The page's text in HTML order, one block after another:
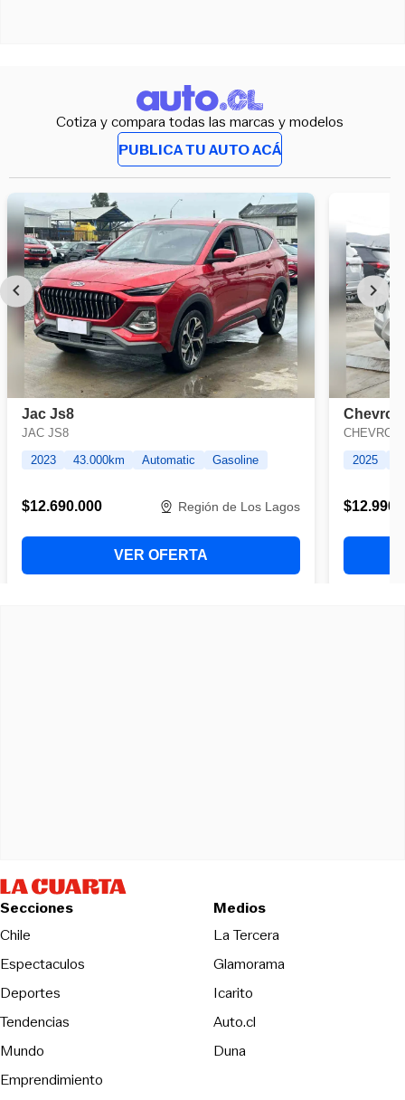
Cotiza y compara todas las marcas y modelos
PUBLICA TU AUTO ACÁ
Secciones
Chile
Espectaculos
Deportes
Tendencias
Mundo
Emprendimiento
Medios
La TerceraOpens in new
Glamorama
Icarito
Auto.cl
DunaOpens in new window